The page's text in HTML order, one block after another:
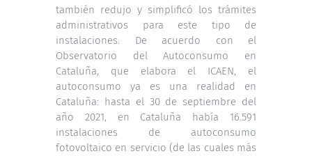
también redujo y simplificó los trámites
administrativos para este tipo de
instalaciones. De acuerdo con el
Observatorio del Autoconsumo en
Cataluña, que elabora el ICAEN, el
autoconsumo ya es una realidad en
Cataluña: hasta el 30 de septiembre del
año 2021, en Cataluña había 16.591
instalaciones de autoconsumo
fotovoltaico en servicio (de las cuales más